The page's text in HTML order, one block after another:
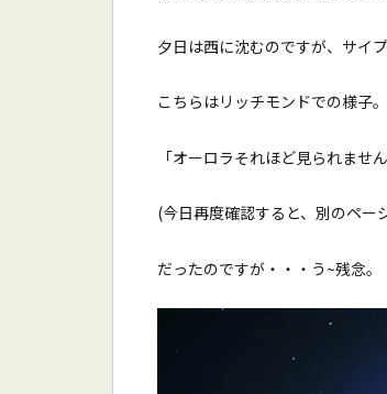
夕日は西に沈むのですが、サイ
こちらはリッチモンドでの様子
「オーロラそれほど見られません
(今日再度確認すると、別のペー
だったのですが・・・う~残念。